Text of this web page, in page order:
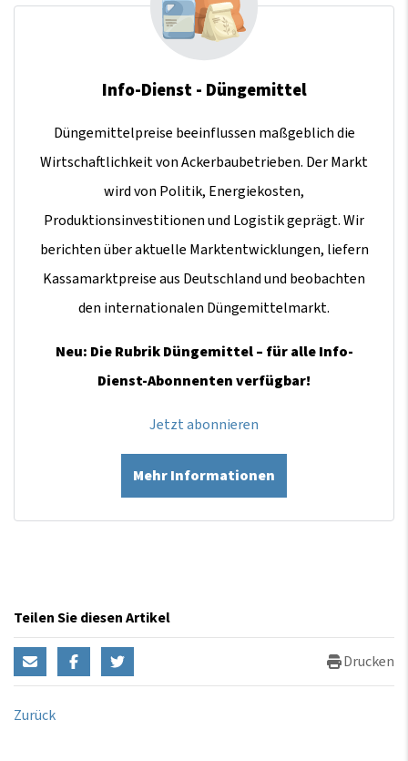
Info-Dienst - Düngemittel
Düngemittelpreise beeinflussen maßgeblich die
Wirtschaftlichkeit von Ackerbaubetrieben. Der Markt
wird von Politik, Energiekosten,
Produktionsinvestitionen und Logistik geprägt. Wir
berichten über aktuelle Marktentwicklungen, liefern
Kassamarktpreise aus Deutschland und beobachten
den internationalen Düngemittelmarkt.
Neu: Die Rubrik Düngemittel – für alle Info-
Dienst-Abonnenten verfügbar!
Jetzt abonnieren
Mehr Informationen
Teilen Sie diesen Artikel
Drucken
Zurück